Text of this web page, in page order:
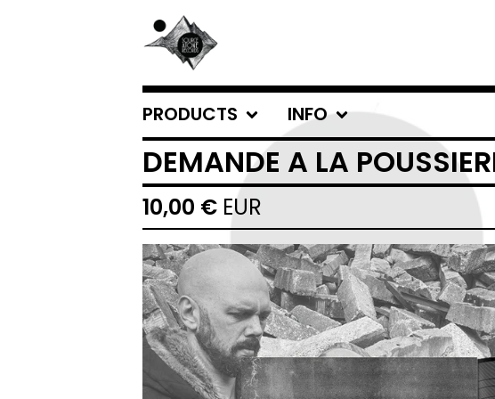
PRODUCTS INFO
DEMANDE A LA
10,00 € EUR